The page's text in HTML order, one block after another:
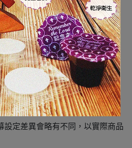
設定差異會略有不同，以實際商品